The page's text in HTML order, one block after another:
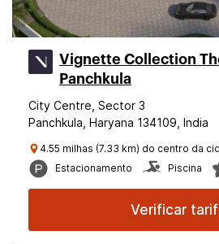
Vignette Collection
Panchkula
City Centre, Sector 3
Panchkula, Haryana 134109, India
4.55 milhas (7.33 km) do centro da
Estacionamento
Piscina
Verificar